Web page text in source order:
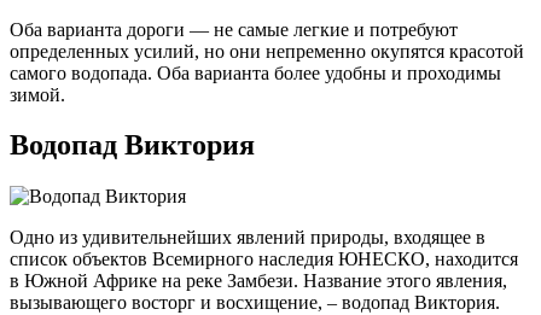
Оба варианта дороги — не самые легкие и потребуют
определенных усилий, но они непременно окупятся красотой
самого водопада. Оба варианта более удобны и проходимы
зимой.
Водопад Виктория
Одно из удивительнейших явлений природы, входящее в
список объектов Всемирного наследия ЮНЕСКО, находится
в Южной Африке на реке Замбези. Название этого явления,
вызывающего восторг и восхищение, – водопад Виктория.